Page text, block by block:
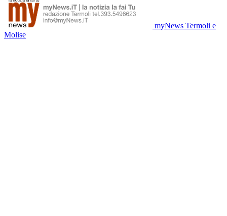
myNews Termoli e
Molise